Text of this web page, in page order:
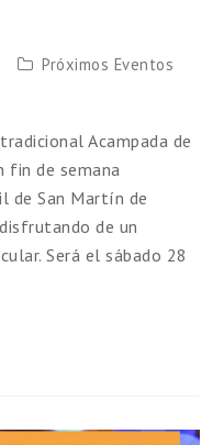
Próximos Eventos
Acampada de
fin de semana
de San Martín de
de un
Será el sábado 28